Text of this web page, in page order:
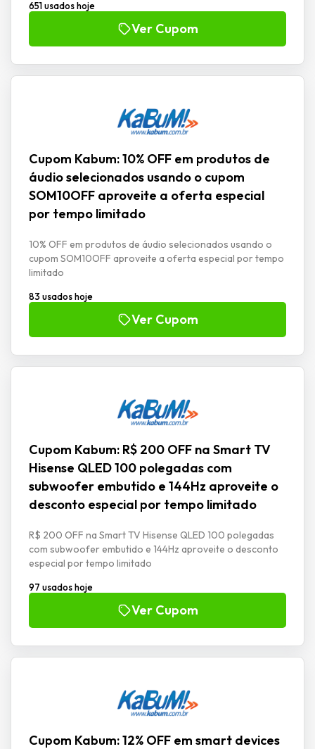
651 usados hoje
Ver Cupom
Cupom Kabum: 10% OFF em produtos de
áudio selecionados usando o cupom
SOM10OFF aproveite a oferta especial
por tempo limitado
10% OFF em produtos de áudio selecionados usando o
cupom SOM10OFF aproveite a oferta especial por tempo
limitado
83 usados hoje
Ver Cupom
Cupom Kabum: R$ 200 OFF na Smart TV
Hisense QLED 100 polegadas com
subwoofer embutido e 144Hz aproveite o
desconto especial por tempo limitado
R$ 200 OFF na Smart TV Hisense QLED 100 polegadas
com subwoofer embutido e 144Hz aproveite o desconto
especial por tempo limitado
97 usados hoje
Ver Cupom
Cupom Kabum: 12% OFF em smart devices